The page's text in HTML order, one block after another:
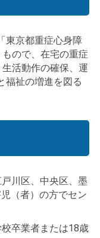
東京都重症心身障
ので、在宅の重症
活動作の確保、運
福祉の増進を図る
川区、中央区、墨
（者）の方でセン
卒業者または18歳